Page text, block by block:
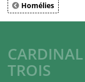
Homélies
TROIS